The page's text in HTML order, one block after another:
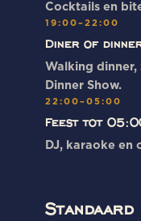
Cocktails en
19:00–22:00
Diner of
Walking
Dinner Show.
22:00–05:00
Feest tot
DJ, karaoke